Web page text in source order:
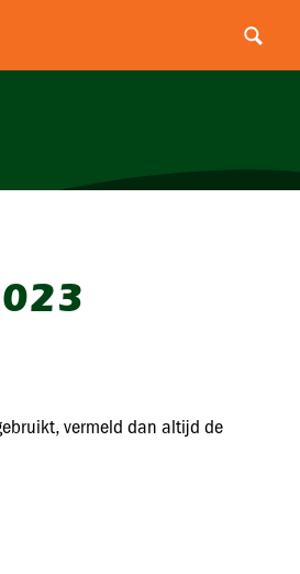
vermeld dan altijd de